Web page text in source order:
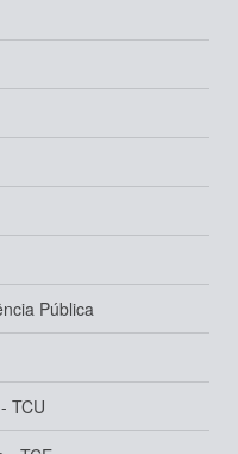
Pública
TCU